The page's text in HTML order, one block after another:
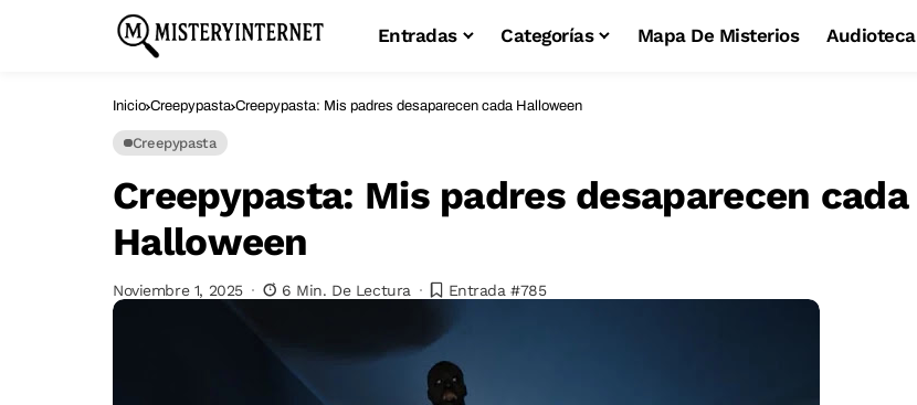
Entradas Categorías Mapa De Misterios Audioteca
Inicio Creepypasta Creepypasta: Mis padres desaparecen cada Halloween
Creepypasta
Creepypasta: Mis padres desaparecen cada
Halloween
Noviembre 1, 2025 6 Min. De Lectura Entrada #785